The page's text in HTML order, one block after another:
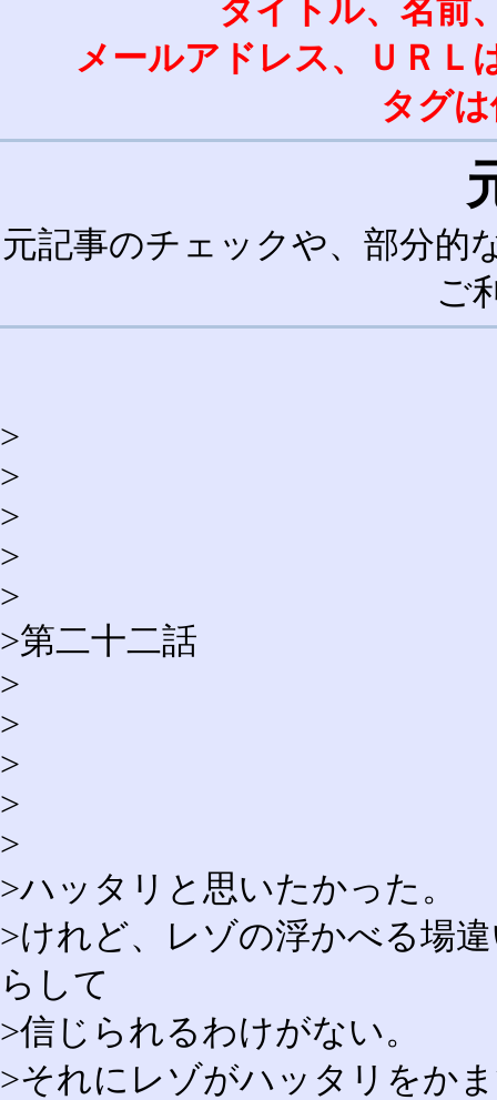
タイトル、名前
メールアドレス、ＵＲＬ
タグ
元記事のチェックや、部分的
ご
>
>
>
>
>
>第二十二話
>
>
>
>
>
>ハッタリと思いたかった。
>けれど、レゾの浮かべる場
らして
>信じられるわけがない。
>それにレゾがハッタリをか